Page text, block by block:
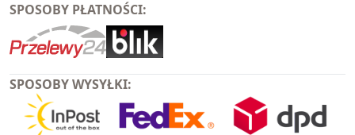
SPOSOBY PŁATNOŚCI:
SPOSOBY WYSYŁKI: